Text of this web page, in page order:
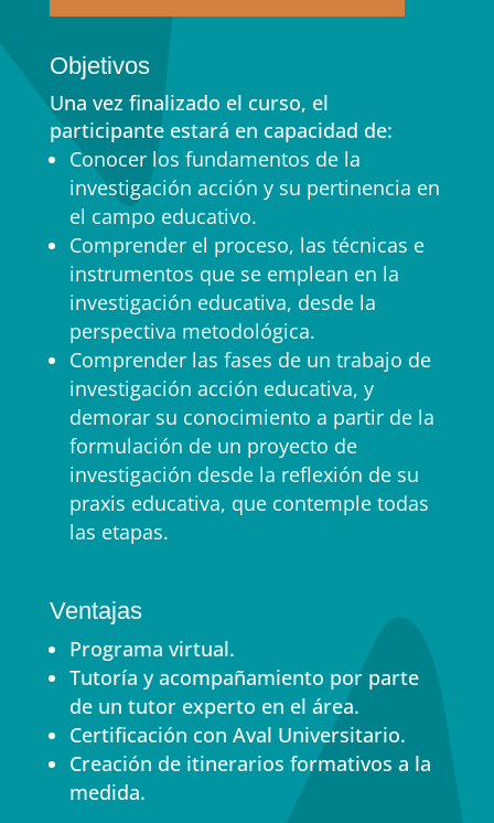
Objetivos
Una vez finalizado el curso, el
participante estará en capacidad de:
Conocer los fundamentos de la
investigación acción y su pertinencia en
el campo educativo.
Comprender el proceso, las técnicas e
instrumentos que se emplean en la
investigación educativa, desde la
perspectiva metodológica.
Comprender las fases de un trabajo de
investigación acción educativa, y
demorar su conocimiento a partir de la
formulación de un proyecto de
investigación desde la reflexión de su
praxis educativa, que contemple todas
las etapas.
Ventajas
Programa virtual.
Tutoría y acompañamiento por parte
de un tutor experto en el área.
Certificación con Aval Universitario.
Creación de itinerarios formativos a la
medida.